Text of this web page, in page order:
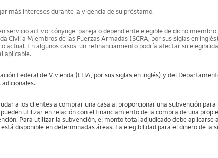
más intereses durante la vigencia de su préstamo.
servicio activo, cónyuge, pareja o dependiente elegible de dicho
Civil a Miembros de las Fuerzas Armadas (SCRA, por sus siglas en
actual. En algunos casos, un refinanciamiento podría afectar su
aplicable.
Federal de Vivienda (FHA, por sus siglas en inglés) y del
a los clientes a comprar una casa al proporcionar una subvención
utilizar en relación con el financiamiento de la compra de una
Para utilizar la subvención, el monto total adjudicado debe
disponible en determinadas áreas. La elegibilidad para el dinero de la